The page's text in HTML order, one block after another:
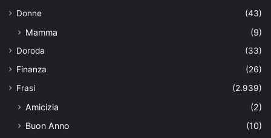
Donne
(43)
Mamma (9)
Doroda
(33)
Finanza
(26)
Frasi
(2.939)
Amicizia
(2)
Buon Anno
(10)